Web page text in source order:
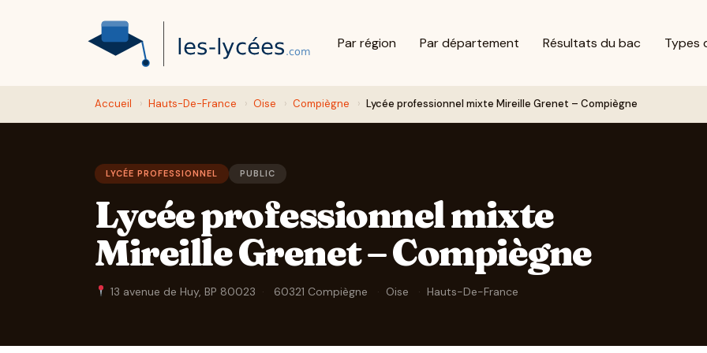
Par région Par département Résultats du bac Types
Accueil › Hauts-De-France › Oise › Compiègne › Lycée professionnel mixte Mireille Grenet – Compiègne
LYCÉE PROFESSIONNEL PUBLIC
Lycée professionnel mixte
Mireille Grenet – Compiègne
13 avenue de Huy, BP 80023 · 60321 Compiègne · Oise · Hauts-De-France